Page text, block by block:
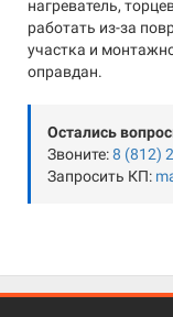
нагреватель,
работать из-за
участка и
оправдан.
Остались
Звоните:8 (812)
Запросить КП: